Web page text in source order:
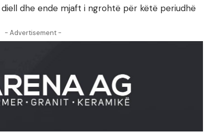
dhe ende mjaft i ngrohtë për këtë periudhë
- Advertisement -